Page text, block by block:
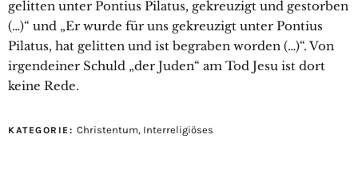
gelitten unter Pontius Pilatus, gekreuzigt und gestorben
(…)“ und „Er wurde für uns gekreuzigt unter Pontius
Pilatus, hat gelitten und ist begraben worden (…)“. Von
irgendeiner Schuld „der Juden“ am Tod Jesu ist dort
keine Rede.
KATEGORIE: Christentum, Interreligiöses